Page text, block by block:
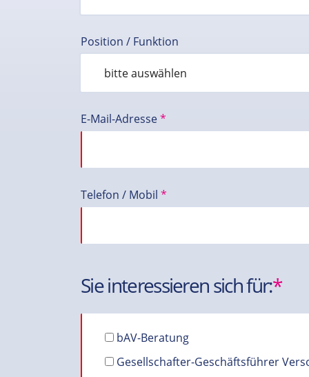
Position / Funktion
E-Mail-Adresse*
Telefon / Mobil *
Sie interessieren sich für:*
bAV-Beratung
Gesellschafter-Geschäftsführer